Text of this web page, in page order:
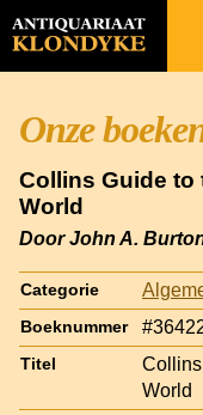
Onze
Collins Guide to
World
Door John A.
Categorie
Boeknummer
Titel
World